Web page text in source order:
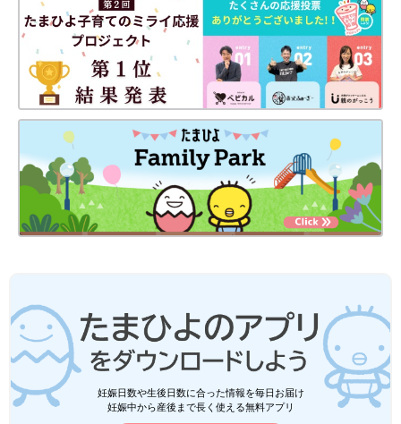
妊娠日数や生後日数に合った情報を毎日お届け
妊娠中から産後まで長く使える無料アプリ